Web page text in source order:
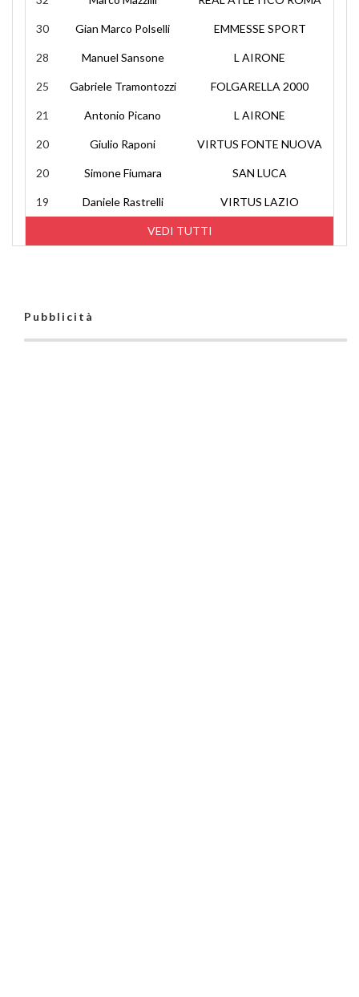
VEDI TUTTI
30 Gian Marco Polselli EMMESSE SPORT
28 Manuel Sansone L AIRONE
25 Gabriele Tramontozzi FOLGARELLA 2000
21 Antonio Picano L AIRONE
20 Giulio Raponi VIRTUS FONTE NUOVA
20 Simone Fiumara SAN LUCA
19 Daniele Rastrelli VIRTUS LAZIO
Pubblicità